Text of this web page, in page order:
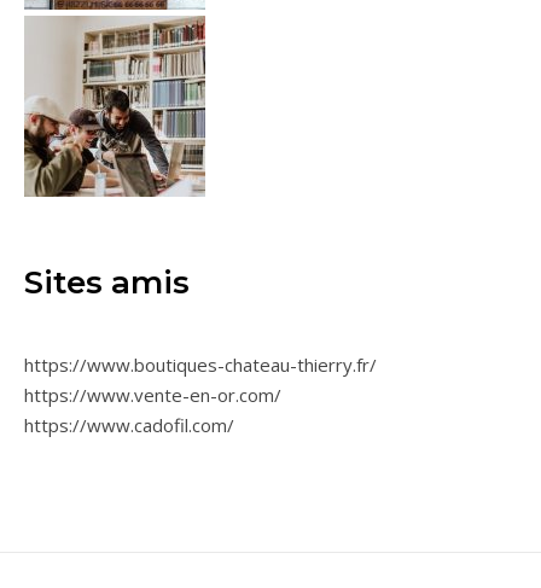
Sites amis
https://www.boutiques-chateau-thierry.fr/
https://www.vente-en-or.com/
https://www.cadofil.com/